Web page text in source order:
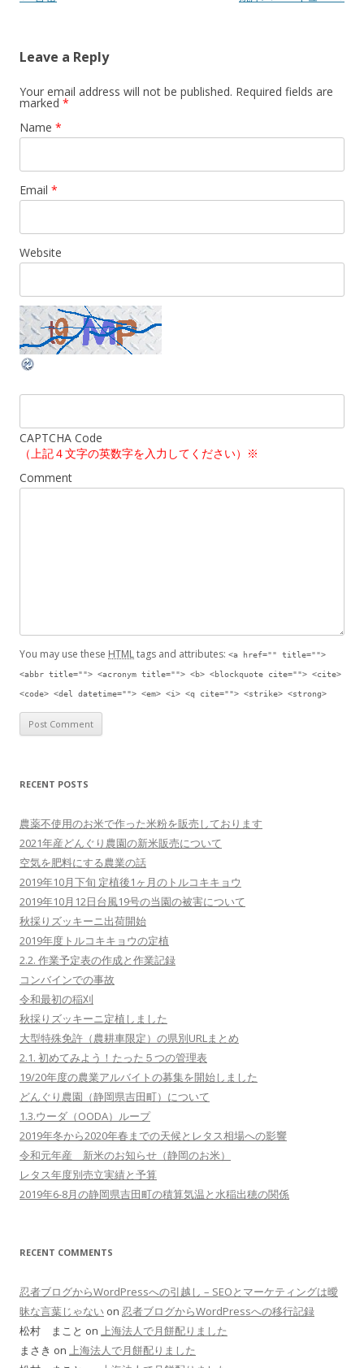
Leave a Reply
Your email address will not be published. Required fields are
marked *
Name *
Email *
Website
CAPTCHA Code
（上記４文字の英数字を入力してください）※
Comment
You may use these HTMLtags and attributes: <a href="" title="">
<abbr title=""> <acronym title=""> <b> <blockquote cite=""> <cite>
<code> <del datetime=""> <em> <i> <q cite=""> <strike> <strong>
RECENT POSTS
農薬不使用のお米で作った米粉を販売しております
2021年産どんぐり農園の新米販売について
空気を肥料にする農業の話
2019年10月下旬 定植後1ヶ月のトルコキキョウ
2019年10月12日台風19号の当園の被害について
秋採りズッキーニ出荷開始
2019年度トルコキキョウの定植
2.2. 作業予定表の作成と作業記録
コンバインでの事故
令和最初の稲刈
秋採りズッキーニ定植しました
大型特殊免許（農耕車限定）の県別URLまとめ
2.1. 初めてみよう！たった５つの管理表
19/20年度の農業アルバイトの募集を開始しました
どんぐり農園（静岡県吉田町）について
1.3.ウーダ（OODA）ループ
2019年冬から2020年春までの天候とレタス相場への影響
令和元年産 新米のお知らせ（静岡のお米）
レタス年度別売立実績と予算
2019年6-8月の静岡県吉田町の積算気温と水稲出穂の関係
RECENT COMMENTS
忍者ブログからWordPressへの引越し – SEOとマーケティングは曖
昧な言葉じゃない on 忍者ブログからWordPressへの移行記録
松村 まこと on 上海法人で月餅配りました
まさき on 上海法人で月餅配りました